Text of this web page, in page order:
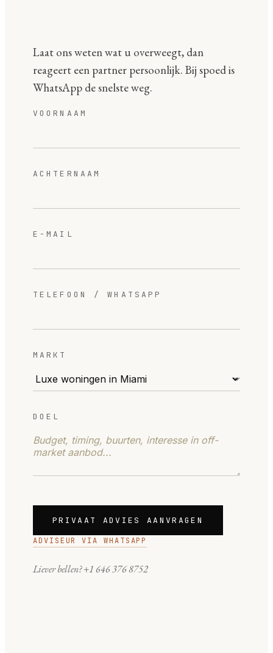
Laat ons weten wat u overweegt, dan
reageert een partner persoonlijk. Bij spoed is
WhatsApp de snelste weg.
VOORNAAM
ACHTERNAAM
E-MAIL
TELEFOON / WHATSAPP
MARKT
DOEL
PRIVAAT ADVIES AANVRAGEN
ADVISEUR VIA WHATSAPP
Liever bellen?+1 646 376 8752